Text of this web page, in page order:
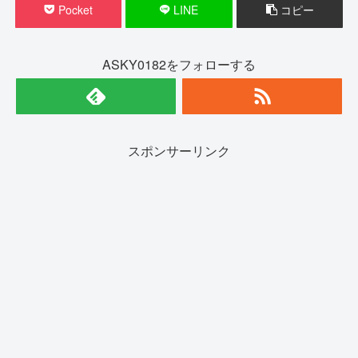
Pocket LINE コピー
ASKY0182をフォローする
スポンサーリンク